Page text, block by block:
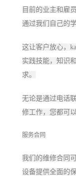
目前的业主和雇
通过我们自己的
这让客户放心，
实践技能，知识
求。
无论是通过电话
修工作，您都可
服务合同
我们的维修合同
设备提供全面的